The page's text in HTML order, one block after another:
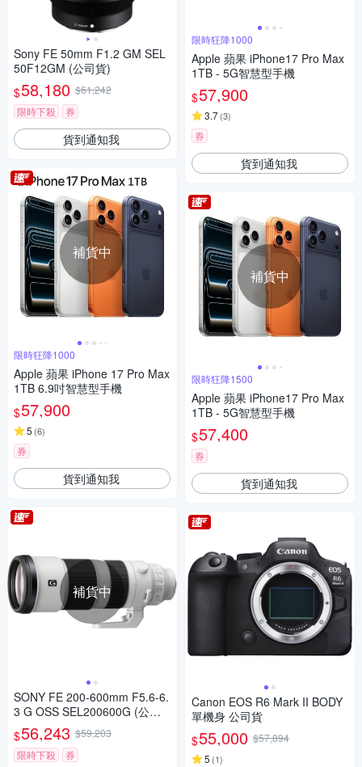
Sony FE 50mm F1.2 GM SEL
50F12GM (公司貨)
$58,180 $61,242
限時下殺
券
貨到通知我
補貨中
限時狂降1000
Apple 蘋果 iPhone 17 Pro Max
1TB 6.9吋智慧型手機
$57,900
5 (6)
券
貨到通知我
補貨中
SONY FE 200-600mm F5.6-6.
3 G OSS SEL200600G (公司
貨)
$56,243 $59,203
限時下殺
券
限時狂降1000
Apple 蘋果 iPhone17 Pro Max
1TB - 5G智慧型手機
$57,900
3.7(3)
券
貨到通知我
補貨中
限時狂降1500
Apple 蘋果 iPhone17 Pro Max
1TB - 5G智慧型手機
$57,400
券
貨到通知我
Canon EOS R6 Mark II BODY
單機身 公司貨
$55,000 $57,894
5 (1)